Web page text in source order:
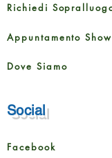
confezione
Richiedi
Appuntamento
Dove Siamo
Social
Facebook